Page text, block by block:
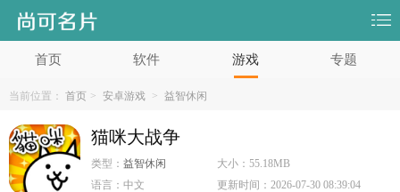
首页 软件 游戏 专题
当前位置： 首页 > 安卓游戏 > 益智休闲
猫咪大战争
类型： 益智休闲 大小：55.18MB
语言： 中文 更新时间：2026-07-30 08:39:04